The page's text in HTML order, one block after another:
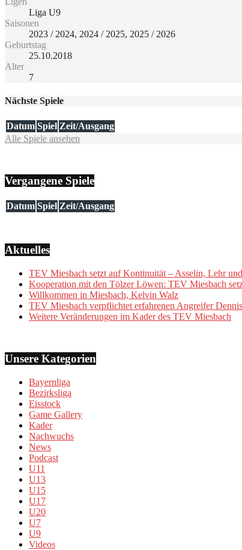
Liga U9
Saisonen
2023 / 2024, 2024 / 2025, 2025 / 2026
Geburtstag
25.10.2018
Alter
7
Nächste Spiele
Datum Spiel Zeit/Ausgang
Alle Spiele ansehen
Vergangene Spiele
Datum Spiel Zeit/Ausgang
Aktuelles
TEV Miesbach setzt auf Kontinuität – Asselin, Lehr
Kooperation mit den Tölzer Löwen: TEV Miesbach
Willkommen in Miesbach, Kelvin Walz
TEV Miesbach verpflichtet erfahrenen Angreifer
Weitere Veränderungen im Kader des TEV Miesbach
Unsere Kategorien
Bayernliga
Bezirksliga
Eisstock
Game Gallery
Kader
Nachwuchs
News
Podcast
U11
U13
U15
U17
U20
U7
U9
Videos